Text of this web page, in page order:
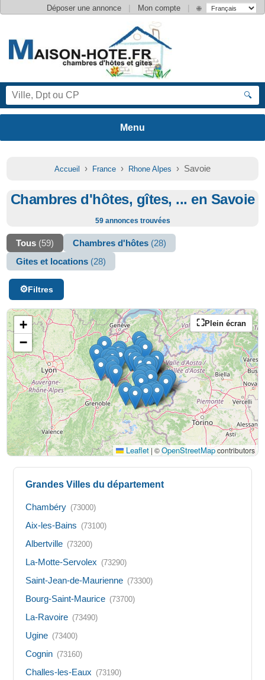
Déposer une annonce | Mon compte | 🌐
🔍
Accueil › France › Rhone Alpes › Savoie
Chambres d'hôtes, gîtes, ... en Savoie
59 annonces trouvées
Tous (59) Chambres d'hôtes (28)
Gites et locations (28)
Filtres
Plein écran
+
−
Leaflet | ©OpenStreetMapcontributors
Grandes Villes du département
Chambéry (73000)
Aix-les-Bains (73100)
Albertville (73200)
La-Motte-Servolex (73290)
Saint-Jean-de-Maurienne (73300)
Bourg-Saint-Maurice (73700)
La-Ravoire (73490)
Ugine (73400)
Cognin (73160)
Challes-les-Eaux (73190)